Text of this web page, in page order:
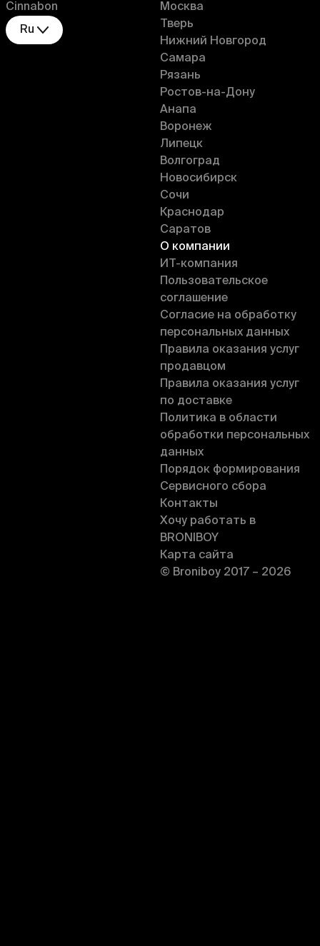
Cinnabon
Ru
Москва
Тверь
Нижний Новгород
Самара
Рязань
Ростов-на-Дону
Анапа
Воронеж
Липецк
Волгоград
Новосибирск
Сочи
Краснодар
Саратов
О компании
ИT-компания
Пользовательское
соглашение
Согласие на обработку
персональных данных
Правила оказания услуг
продавцом
Правила оказания услуг
по доставке
Политика в области
обработки персональных
данных
Порядок формирования
Сервисного сбора
Контакты
Хочу работать в
BRONIBOY
Карта сайта
© Broniboy 2017 – 2026